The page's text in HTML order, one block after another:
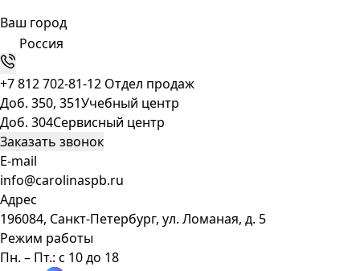
Ваш город
Россия
+7 812 702-81-12 Отдел продаж
Доб. 350, 351Учебный центр
Доб. 304Сервисный центр
Заказать звонок
E-mail
info@carolinaspb.ru
Адрес
196084, Санкт-Петербург, ул. Ломаная, д. 5
Режим работы
Пн. – Пт.: с 10 до 18